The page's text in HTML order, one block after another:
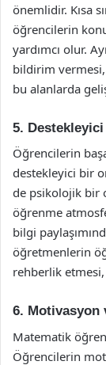
önemlidir. Kısa
öğrencilerin
yardımcı olur.
bildirim
bu alanlarda
5.
Öğrencilerin
destekleyici bir
de psikolojik bir
öğrenme
bilgi
öğretmenlerin
rehberlik
6. Motivasyon
Matematik
Öğrencilerin